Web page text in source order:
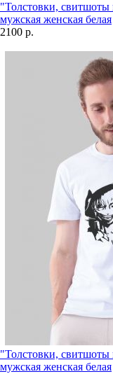
"Толстовки,
мужская женская белая
2100 р.
"Толстовки,
мужская женская белая